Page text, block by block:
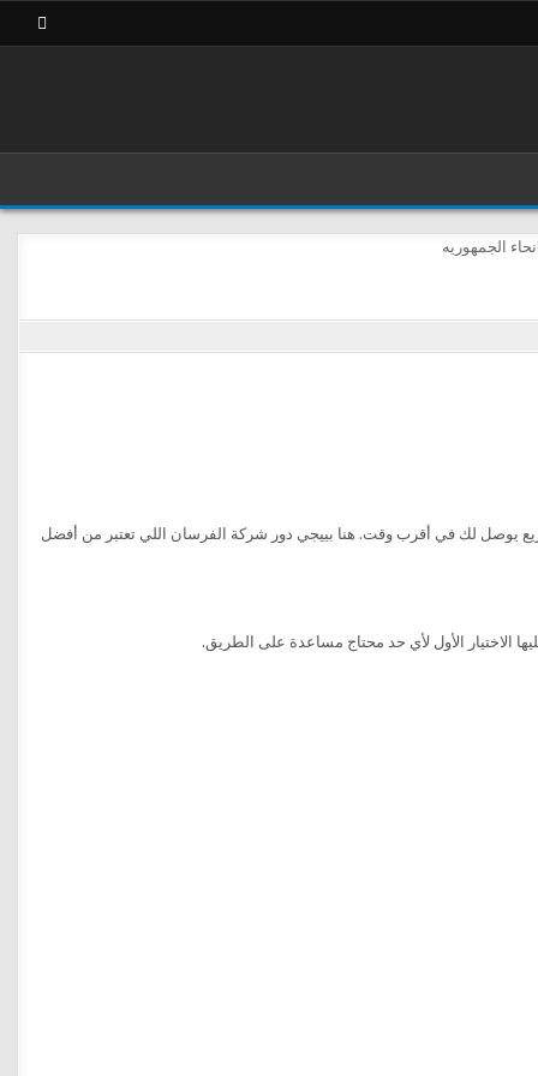
يوصل لك في أقرب وقت. هنا بييجي دور شركة الفرسان اللي تعتبر من أفضل
الاختيار الأول لأي حد محتاج مساعدة على الطريق.